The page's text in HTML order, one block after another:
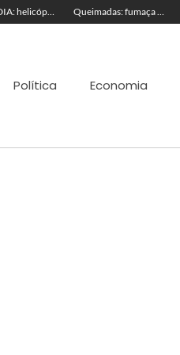
TRAGÉDIA: helicóptero cai e mata quatro pessoas; vítimas eram turistas Queimadas: fumaça invade a pista e prejudica trânsito em Rio Branco
Política Economia